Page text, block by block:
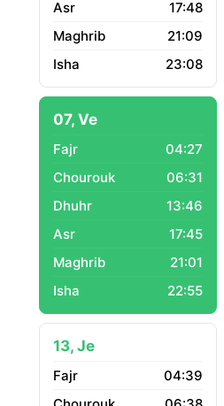
17:48
21:09
23:08
07, Ve
04:27
06:31
13:46
17:45
21:01
22:55
13, Je
04:39